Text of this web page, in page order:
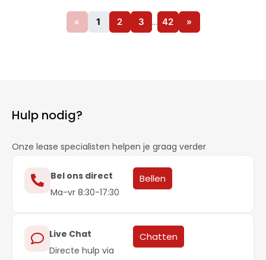
« 1 2 3 … 42 »
Hulp nodig?
Onze lease specialisten helpen je graag verder
Bel ons direct
Ma-vr 8:30-17:30
Bellen
Live Chat
Directe hulp via
Chatten